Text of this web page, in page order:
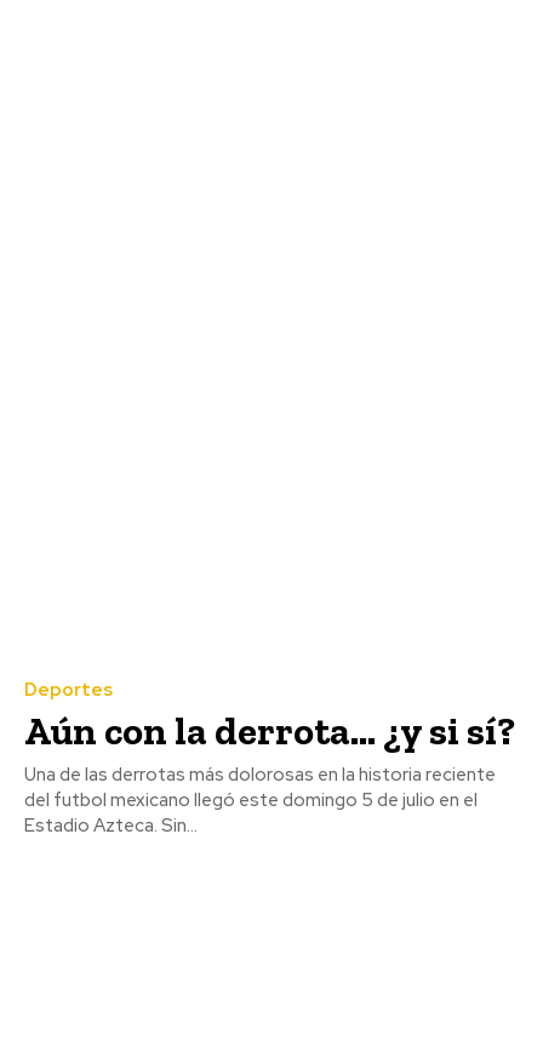
Deportes
Aún con la derrota… ¿y si sí?
Una de las derrotas más dolorosas en la historia reciente
del futbol mexicano llegó este domingo 5 de julio en el
Estadio Azteca. Sin...